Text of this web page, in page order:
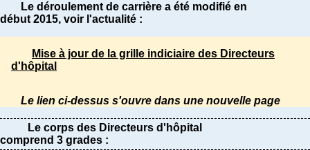
Le déroulement de carrière a été modifié en
début 2015, voir l'actualité :
Mise à jour de la grille indiciaire des Directeurs
d'hôpital
Le lien ci-dessus s'ouvre dans une nouvelle page
Le corps des Directeurs d'hôpital
comprend 3 grades :